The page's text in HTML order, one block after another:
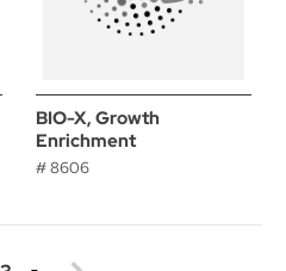
BIO-X, Growth
Enrichment
# 8606